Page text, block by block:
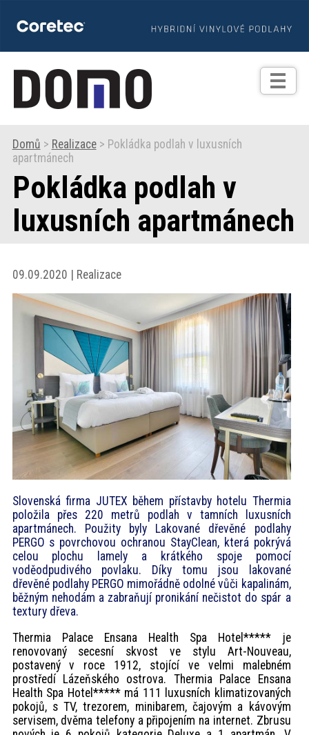
TIPY
Zprávy
Praxe
Fotogalerie
Prodejní
akce
ProfiMag
Kontakt
Domů > Realizace> Pokládka podlah v luxusních
apartmánech
Pokládka podlah v
luxusních apartmánech
09.09.2020 | Realizace
Slovenská firma JUTEX během přístavby hotelu Thermia
položila přes 220 metrů podlah v tamních luxusních
apartmánech. Použity byly Lakované dřevěné podlahy
PERGO s povrchovou ochranou StayClean, která pokrývá
celou plochu lamely a krátkého spoje pomocí
voděodpudivého povlaku. Díky tomu jsou lakované
dřevěné podlahy PERGO mimořádně odolné vůči kapalinám,
běžným nehodám a zabraňují pronikání nečistot do spár a
textury dřeva.
Thermia Palace Ensana Health Spa Hotel***** je
renovovaný secesní skvost ve stylu Art-Nouveau,
postavený v roce 1912, stojící ve velmi malebném
prostředí Lázeňského ostrova. Thermia Palace Ensana
Health Spa Hotel***** má 111 luxusních klimatizovaných
pokojů, s TV, trezorem, minibarem, čajovým a kávovým
servisem, dvěma telefony a připojením na internet. Zbrusu